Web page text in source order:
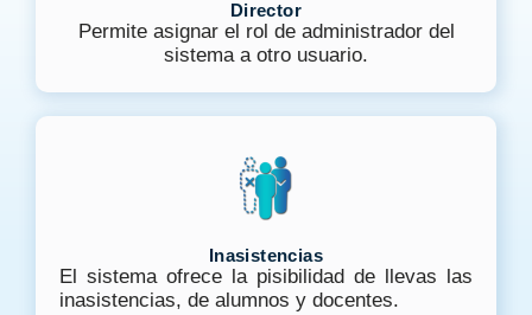
Director
Permite asignar el rol de administrador del
sistema a otro usuario.
Inasistencias
El sistema ofrece la pisibilidad de llevas las
inasistencias, de alumnos y docentes.